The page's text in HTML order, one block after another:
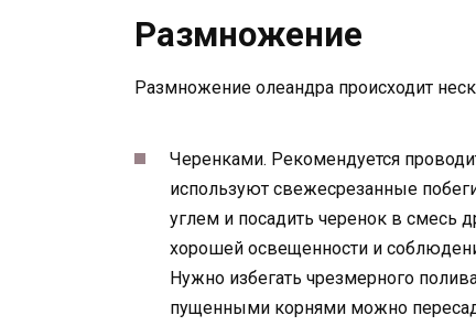
Размножение
Размножение олеандра происходит
Черенками. Рекомендуется
используют свежесрезанные
углем и посадить черенок в смесь
хорошей освещенности и
Нужно избегать чрезмерного
пущенными корнями можно